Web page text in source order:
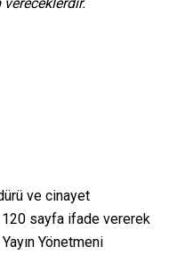
ve cinayet
120 sayfa ifade vererek
Yönetmeni